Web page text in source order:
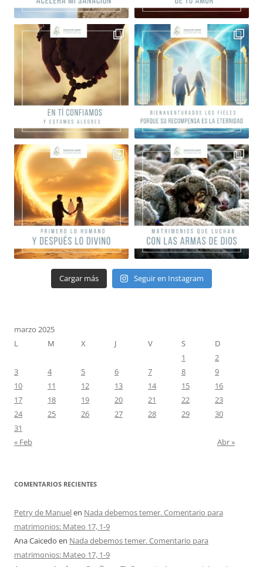
Cargar más Seguir en Instagram
marzo 2025
L
M X J V S
D
1
2
3
4 5 6 7 8
9
10
11 12 13 14 15
16
17
18 19 20 21 22
23
24
25 26 27 28 29
30
31
« Feb
Abr »
COMENTARIOS RECIENTES
Petry de Manuelen Nada debemos temer. Comentario para
matrimonios: Mateo 17, 1-9
Ana Caicedo en Nada debemos temer. Comentario para
matrimonios: Mateo 17, 1-9